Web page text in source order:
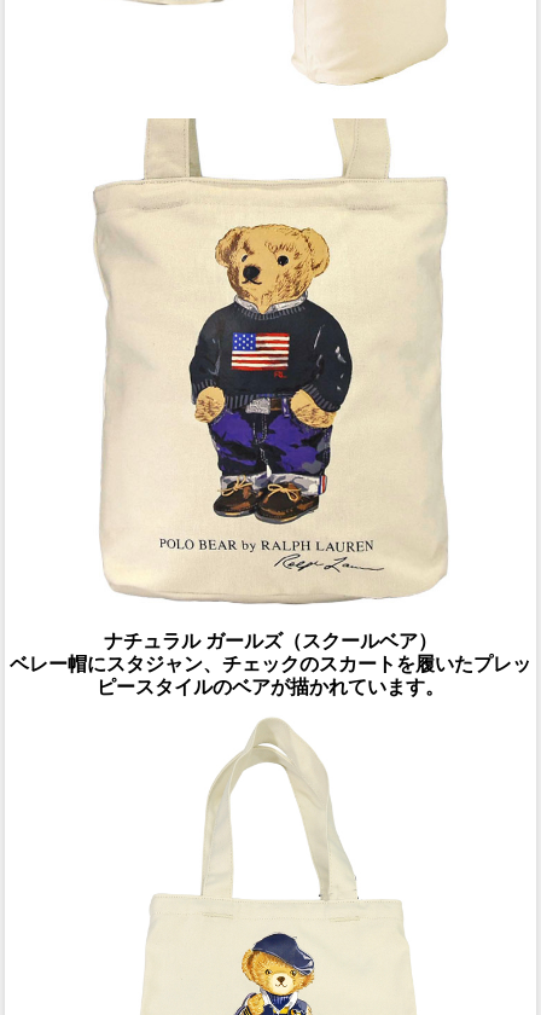
ナチュラル ガールズ（スクールベア）
ベレー帽にスタジャン、チェックのスカートを履いたプレッ
ピースタイルのベアが描かれています。